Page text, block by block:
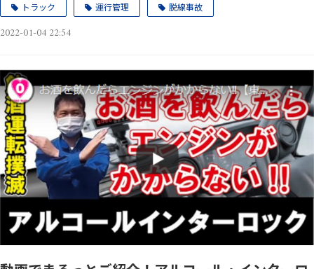
トラック 運行管理 脱線事故
2022-01-04 22:54